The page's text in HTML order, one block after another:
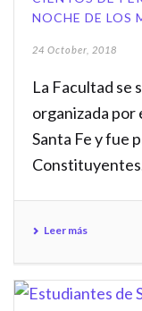
NOCHE DE LOS
24 October, 2018
La Facultad se
organizada por
Santa Fe y fue
Leer más